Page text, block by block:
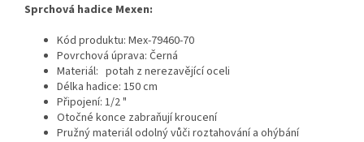
Sprchová hadice Mexen:
Kód produktu: Mex-79460-70
Povrchová úprava: Černá
Materiál: potah z nerezavějící oceli
Délka hadice: 150 cm
Připojení: 1/2 "
Otočné konce zabraňují kroucení
Pružný materiál odolný vůči roztahování a ohýbání